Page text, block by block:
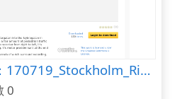
Freesound聲音庫：170719_Stockholm_RiddargatanTruck_F.wav
0